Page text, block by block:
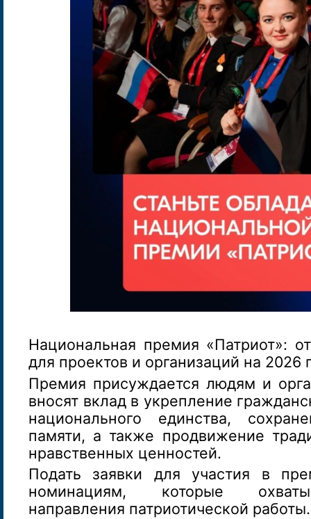
Национальная премия «Патриот»:
для проектов и организаций на 2026
Премия присуждается людям и
вносят вклад в укрепление
национального единства,
памяти, а также продвижение
нравственных ценностей.
Подать заявки для участия в
номинациям, которые
направления патриотической работы.